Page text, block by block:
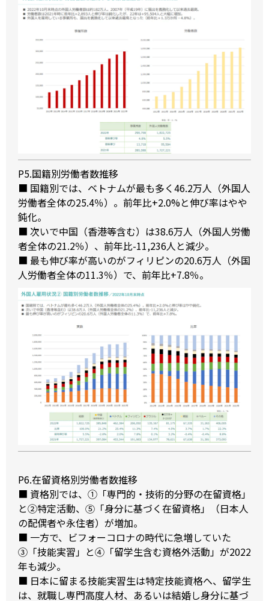
P5.国籍別労働者数推移
■ 国籍別では、ベトナムが最も多く46.2万人（外国人
労働者全体の25.4％）。前年比+2.0%と伸び率はやや
鈍化。
■ 次いで中国（香港等含む）は38.6万人（外国人労働
者全体の21.2％）、前年比-11,236人と減少。
■ 最も伸び率が高いのがフィリピンの20.6万人（外国
人労働者全体の11.3％）で、前年比+7.8％。
P6.在留資格別労働者数推移
■ 資格別では、①「専門的・技術的分野の在留資格」
と②特定活動、⑤「身分に基づく在留資格」（日本人
の配偶者や永住者）が増加。
■ 一方で、ビフォーコロナの時代に急増していた
③「技能実習」と④「留学生含む資格外活動」が2022
年も減少。
■ 日本に留まる技能実習生は特定技能資格へ、留学生
は、就職し専門高度人材、あるいは結婚し身分に基づ